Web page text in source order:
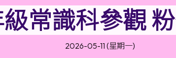
常識科參觀
2026-05-11 (星期一)